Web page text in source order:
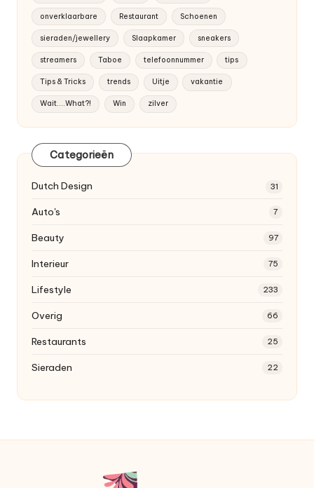
onverklaarbare Restaurant Schoenen
sieraden/jewellery Slaapkamer sneakers
streamers Taboe telefoonnummer tips
Tips & Tricks trends Uitje vakantie
Wait....What?! Win zilver
Categorieën
Dutch Design 31
Auto's 7
Beauty 97
Interieur 75
Lifestyle 233
Overig 66
Restaurants 25
Sieraden 22